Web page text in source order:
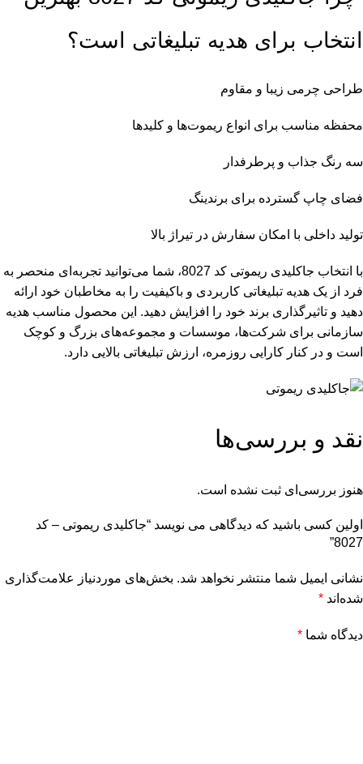
انتخاب برای هدیه تبلیغاتی است؟
طراحی چرمی زیبا و مقاوم
محفظه مناسب برای انواع ریموت‌ها و کلیدها
سه رنگ جذاب و پرطرفدار
فضای چاپ گسترده برای برندینگ
تولید داخلی با امکان سفارش در تیراژ بالا
با انتخاب جاکلیدی ریموتی کد 8027، شما می‌توانید تجربه‌ای منحصر به
فرد از یک هدیه تبلیغاتی کاربردی و باکیفیت را به مخاطبان خود ارائه
دهید و تاثیرگذاری برند خود را افزایش دهید. این محصول مناسب هدیه
سازمانی برای شرکت‌ها، موسسات و مجموعه‌های بزرگ و کوچک
است و در کنار کارایی روزمره، ارزش تبلیغاتی بالایی دارد.
نقد و بررسی‌ها
هنوز بررسی‌ای ثبت نشده است.
اولین کسی باشید که دیدگاهی می نویسد “جاکلیدی ریموتی – کد
8027”
نشانی ایمیل شما منتشر نخواهد شد. بخش‌های موردنیاز علامت‌گذاری
شده‌اند *
دیدگاه شما *